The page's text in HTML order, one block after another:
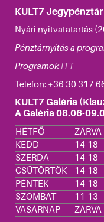
KULT7 Jegypénztár
Nyári nyitvatatartás
Pénztárnyitás a
Programok ITT
Telefon: +36 30 317
KULT7 Galéria
A Galéria 08.06-
HÉTFŐ
ZÁRVA
KEDD
14-18
SZERDA
14-18
CSÜTÖRTÖK
14-18
PÉNTEK
14-18
SZOMBAT
11-13
VASÁRNAP
ZÁRVA